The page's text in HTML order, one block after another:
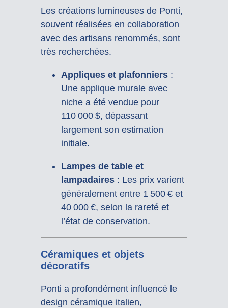
Les créations lumineuses de Ponti,
souvent réalisées en collaboration
avec des artisans renommés, sont
très recherchées.
Appliques et plafonniers:
Une applique murale avec
niche a été vendue pour
110 000 $, dépassant
largement son estimation
initiale.
Lampes de table et
lampadaires: Les prix varient
généralement entre 1 500 € et
40 000 €, selon la rareté et
l’état de conservation.
Céramiques et objets
décoratifs
Ponti a profondément influencé le
design céramique italien,